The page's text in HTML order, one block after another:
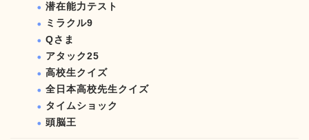
潜在能力テスト
ミラクル9
Qさま
アタック25
高校生クイズ
全日本高校先生クイズ
タイムショック
頭脳王